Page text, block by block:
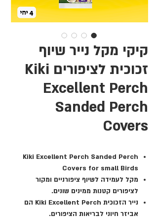
קיקי מקל נייר שיוף
זכוכית לציפורים Kiki
Excellent Perch
Sanded Perch
Covers
Kiki Excellent Perch Sanded Perch
Covers for small Birds
מקל לעמידה לשיוף ציפורניים ומקור
לציפורים קטנות ממינים שונים.
נייר הזכוכית Kiki Excellent Perch הם
אביזר חיוני לבריאות הציפורים.